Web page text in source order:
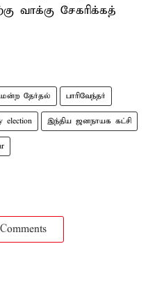
வாக்கு சேகரிக்கத்
தேர்தல் பாரிவேந்தர்
election இந்திய ஜனநாயக கட்சி